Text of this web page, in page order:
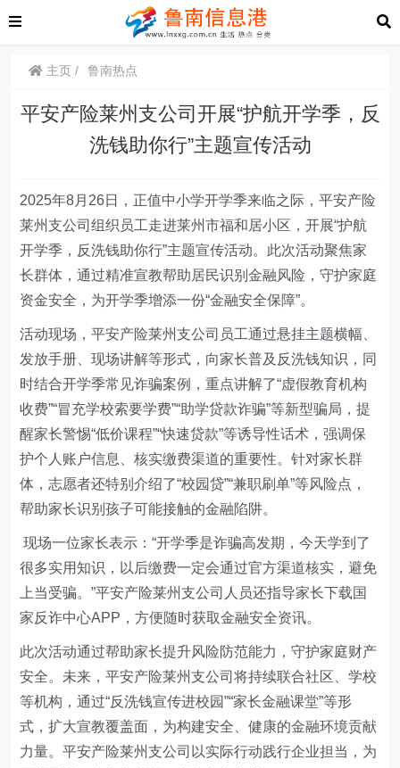
主页 鲁南热点
平安产险莱州支公司开展“护航开学季，反
洗钱助你行”主题宣传活动
2025年8月26日， 正值中小学开学季来临之际，平安产险
莱州支公司组织员工走进莱州市福和居小区，开展“护航
开学季，反洗钱助你行”主题宣传活动。此次活动聚焦家
长群体，通过精准宣教帮助居民识别金融风险，守护家庭
资金安全，为开学季增添一份“金融安全保障”。
活动现场，平安产险莱州支公司员工通过悬挂主题横幅、
发放手册、现场讲解等形式，向家长普及反洗钱知识 ，同
时结合开学季常见诈骗案例，重点讲解了“虚假教育机构
收费”“冒充学校索要学费”“助学贷款诈骗”等新型骗局，提
醒家长警惕“低价课程”“快速贷款”等诱导性话术，强调保
护个人账户信息、核实缴费渠道的重要性。针对家长群
体，志愿者还特别介绍了“校园贷”“兼职刷单”等风险点，
帮助家长识别孩子可能接触的金融陷阱。
现场一位家长表示：“开学季是诈骗高发期，今天学到了
很多实用知识，以后缴费一定会通过官方渠道核实，避免
上当受骗。”平安产险莱州支公司 人员还指导家长下载国
家反诈中心APP ，方便随时获取金融安全资讯。
此次活动通过帮助家长提升风险防范能力，守护家庭财产
安全。未来，平安产险莱州支公司将持续联合社区、学校
等机构，通过“反洗钱宣传进校园”“家长金融课堂”等形
式，扩大宣教覆盖面，为构建安全、健康的金融环境贡献
力量。平安产险莱州支公司 以实际行动践行企业担当，为